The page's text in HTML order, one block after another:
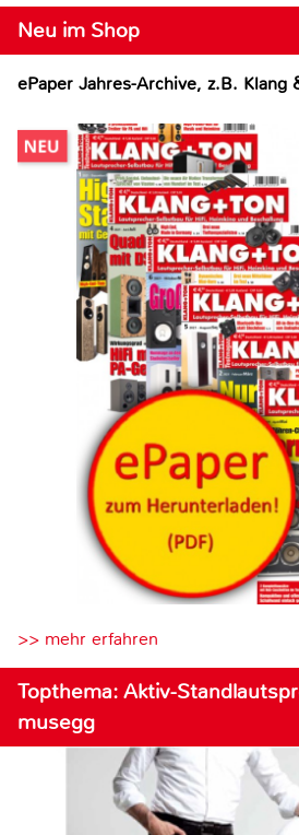
Neu im Shop
ePaper Jahres-Archive, z.B. Klang
>> mehr erfahren
Topthema: Aktiv-
musegg